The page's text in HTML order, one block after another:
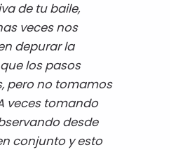
de tu baile,
veces nos
depurar la
los pasos
pero no tomamos
veces tomando
desde
conjunto y esto